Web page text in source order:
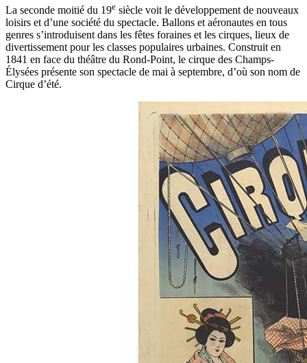
La seconde moitié du 19e siècle voit le développement de nouveaux
loisirs et d’une société du spectacle. Ballons et aéronautes en tous
genres s’introduisent dans les fêtes foraines et les cirques, lieux de
divertissement pour les classes populaires urbaines. Construit en
1841 en face du théâtre du Rond-Point, le cirque des Champs-
Élysées présente son spectacle de mai à septembre, d’où son nom de
Cirque d’été.